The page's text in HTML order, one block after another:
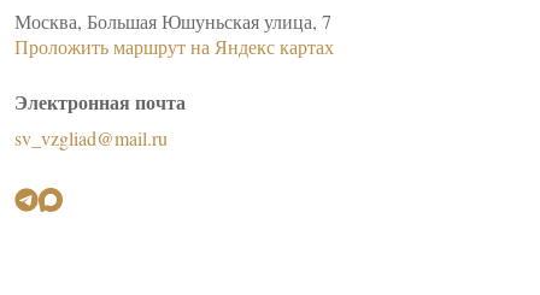
Москва, Большая Юшуньская улица, 7
Проложить маршрут на Яндекс картах
Электронная почта
sv_vzgliad@mail.ru